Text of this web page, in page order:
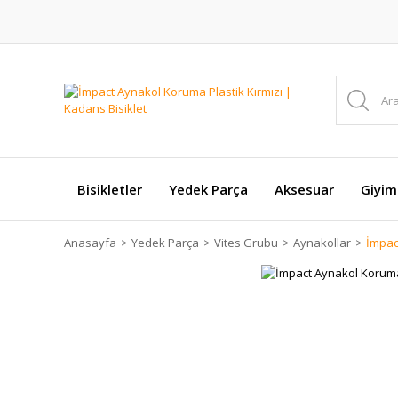
Bisikletler Yedek Parça Aksesuar Giyim
Anasayfa Yedek Parça Vites Grubu Aynakollar